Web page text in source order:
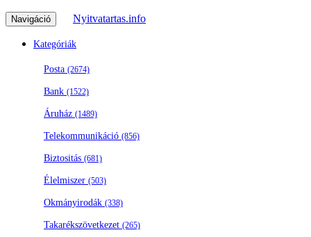
Navigáció Nyitvatartas.info
Kategóriák
Posta (2674)
Bank (1522)
Áruház (1489)
Telekommunikáció (856)
Biztositás (681)
Élelmiszer (503)
Okmányirodák (338)
Takarékszövetkezet (265)